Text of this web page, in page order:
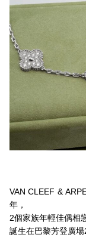
VAN CLEEF &
年，
2個家族年輕佳偶相
誕生在巴黎芳登廣場